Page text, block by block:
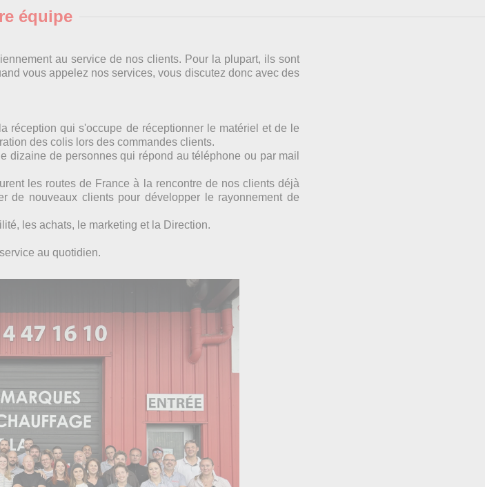
équipe
au service de nos clients. Pour la plupart, ils sont
vous appelez nos services, vous discutez donc avec des
réception qui s'occupe de réceptionner le matériel et de le
des colis lors des commandes clients.
dizaine de personnes qui répond au téléphone ou par mail
les routes de France à la rencontre de nos clients déjà
de nouveaux clients pour développer le rayonnement de
les achats, le marketing et la Direction.
au quotidien.